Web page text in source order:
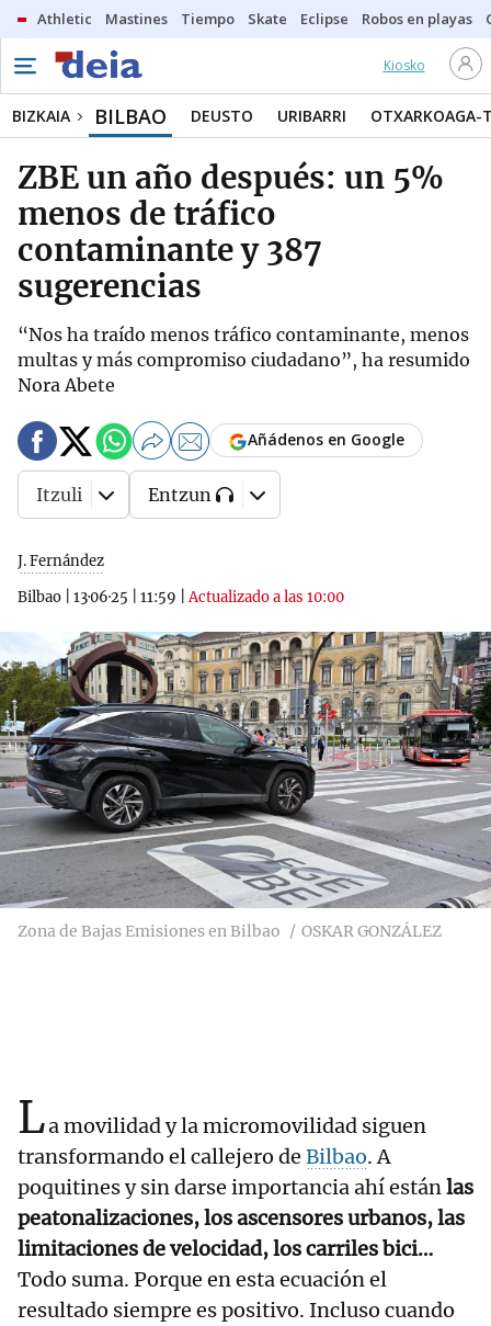
Athletic Mastines Tiempo Skate Eclipse Robos en playas
Kiosko
BIZKAIA BILBAO DEUSTO URIBARRI OTXARKOAGA-
ZBE un año después: un 5%
menos de tráfico
contaminante y 387
sugerencias
“Nos ha traído menos tráfico contaminante, menos
multas y más compromiso ciudadano”, ha resumido
Nora Abete
J. Fernández
Bilbao
13·06·25 11:59 |Actualizado a las 10:00
Añádenos en Google
Itzuli Entzun
Zona de Bajas Emisiones en Bilbao OSKAR GONZÁLEZ
La movilidad y la micromovilidad siguen
transformando el callejero de Bilbao. A
poquitines y sin darse importancia ahí estánlas
peatonalizaciones, los ascensores urbanos, las
limitaciones de velocidad, los carriles bici…
Todo suma. Porque en esta ecuación el
resultado siempre es positivo. Incluso cuando